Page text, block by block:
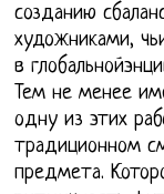
созданию
художниками,
в
Тем не менее
одну из этих
традиционном
предмета.